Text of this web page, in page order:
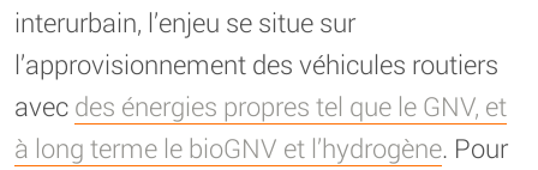
interurbain, l’enjeu se situe sur
l’approvisionnement des véhicules routiers
avec des énergies propres tel que le GNV, et
à long terme le bioGNV et l’hydrogène. Pour